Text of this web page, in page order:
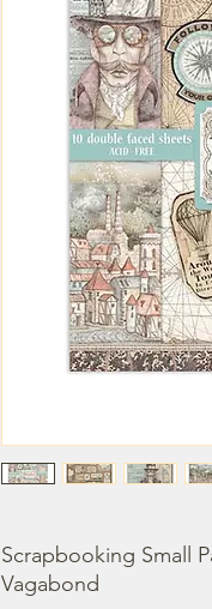
Scrapbooking Small
Vagabond